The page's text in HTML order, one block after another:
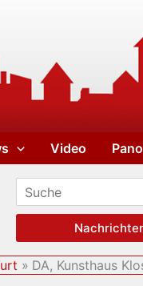
Video
DA, Kunsthaus